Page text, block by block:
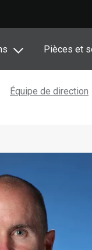
Pièces et
Équipe de direction